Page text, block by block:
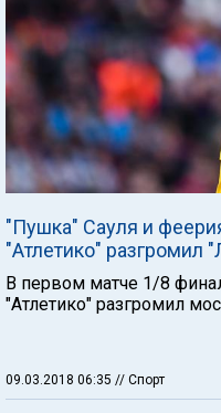
"Пушка" Сауля и
"Атлетико" разгромил
В первом матче 1/8
"Атлетико" разгромил
09.03.2018 06:35 // Спорт